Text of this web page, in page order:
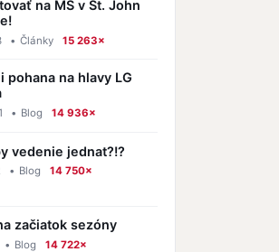
na MS v St. John
• Články 15 263×
pohana na hlavy LG
• Blog 14 936×
vedenie jednat?!?
• Blog 14 750×
začiatok sezóny
• Blog 14 722×